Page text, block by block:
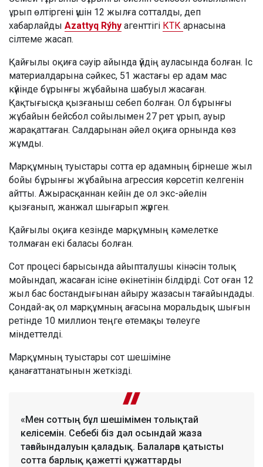
ұрып өлтіргені үшін 12 жылға сотталды, деп
хабарлайды Azattyq Rýhy агенттігі КТК арнасына
сілтеме жасап.
Қайғылы оқиға сәуір айында үйдің ауласында болған. Іс
материалдарына сәйкес, 51 жастағы ер адам мас
күйінде бұрынғы жұбайына шабуыл жасаған.
Қақтығысқа қызғаныш себеп болған. Ол бұрынғы
жұбайын бейсбол сойылымен 27 рет ұрып, ауыр
жарақаттаған. Салдарынан әйел оқиға орнында көз
жұмды.
Марқұмның туыстары сотта ер адамның бірнеше жыл
бойы бұрынғы жұбайына агрессия көрсетіп келгенін
айтты. Ажырасқаннан кейін де ол экс-әйелін
қызғанып, жанжал шығарып жүрген.
Қайғылы оқиға кезінде марқұмның кәмелетке
толмаған екі баласы болған.
Сот процесі барысында айыпталушы кінәсін толық
мойындап, жасаған ісіне өкінетінін білдірді. Сот оған 12
жыл бас бостандығынан айыру жазасын тағайындады.
Сондай-ақ ол марқұмның ағасына моральдық шығын
ретінде 10 миллион теңге өтемақы төлеуге
міндеттелді.
Марқұмның туыстары сот шешіміне
қанағаттанатынын жеткізді.
«Мен соттың бұл шешімімен толықтай
келісемін. Себебі біз дәл осындай жаза
тағайындалуын қаладық. Балаларға қатысты
сотта барлық қажетті құжаттарды